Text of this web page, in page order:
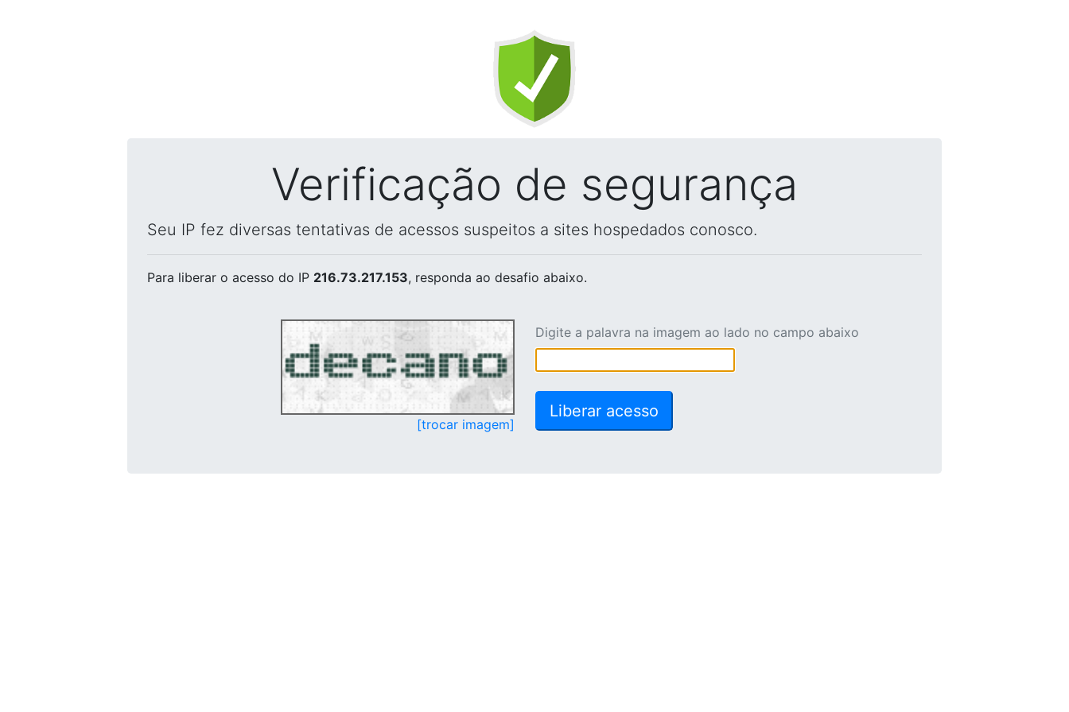
Verificação de segurança
Seu IP fez diversas tentativas de acessos suspeitos a sites hospedados conosco.
Para liberar o acesso do IP 216.73.217.153, responda ao desafio abaixo.
[trocar imagem]
Digite a palavra na imagem ao lado no campo abaixo